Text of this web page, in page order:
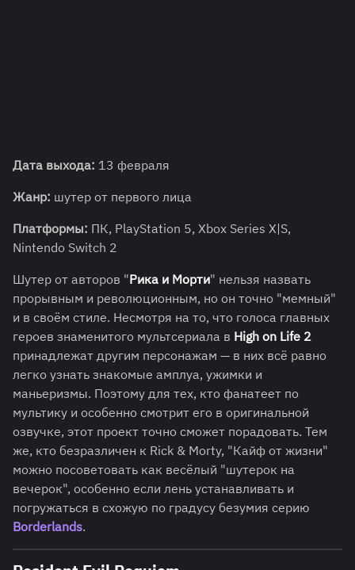
Дата выхода: 13 февраля
Жанр: шутер от первого лица
Платформы: ПК, PlayStation 5, Xbox Series X|S,
Nintendo Switch 2
Шутер от авторов "Рика и Морти" нельзя назвать
прорывным и революционным, но он точно "мемный"
и в своём стиле. Несмотря на то, что голоса главных
героев знаменитого мультсериала в High on Life 2
принадлежат другим персонажам — в них всё равно
легко узнать знакомые амплуа, ужимки и
маньеризмы. Поэтому для тех, кто фанатеет по
мультику и особенно смотрит его в оригинальной
озвучке, этот проект точно сможет порадовать. Тем
же, кто безразличен к Rick & Morty, "Кайф от жизни"
можно посоветовать как весёлый "шутерок на
вечерок", особенно если лень устанавливать и
погружаться в схожую по градусу безумия серию
Borderlands.